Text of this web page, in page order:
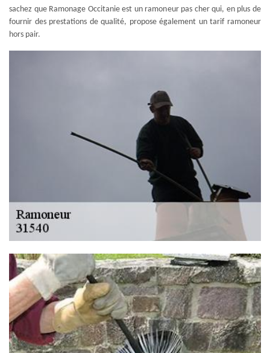
sachez que Ramonage Occitanie est un ramoneur pas cher qui, en plus de
fournir des prestations de qualité, propose également un tarif ramoneur
hors pair.